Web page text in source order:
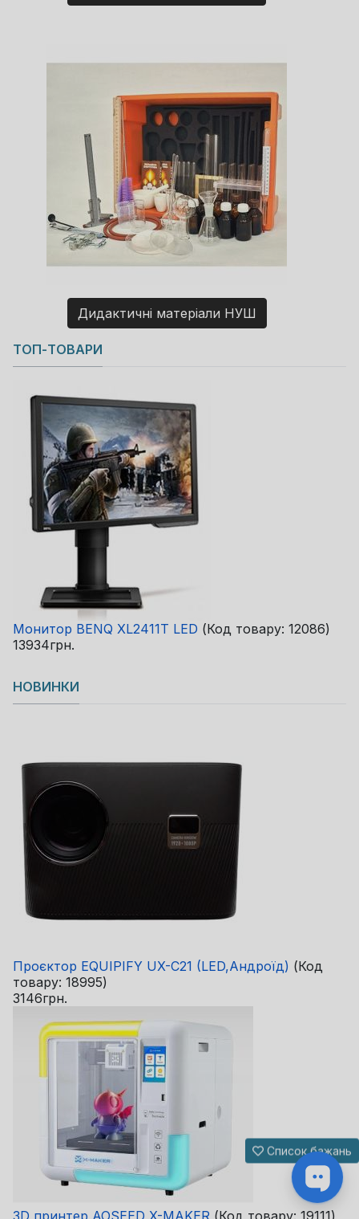
Дидактичні матеріали НУШ
Copyright MAXXmarketing GmbH
JoomShopping Download & Support
ТОП-ТОВАРИ
Монитор BENQ XL2411T LED (Код товару: 12086)
13934грн.
НОВИНКИ
Проєктор EQUIPIFY UX-C21 (LED,Андроїд) (Код
товару: 18995)
3146грн.
3D принтер AOSEED X-MAKER (Код товару: 19111)
Список бажань